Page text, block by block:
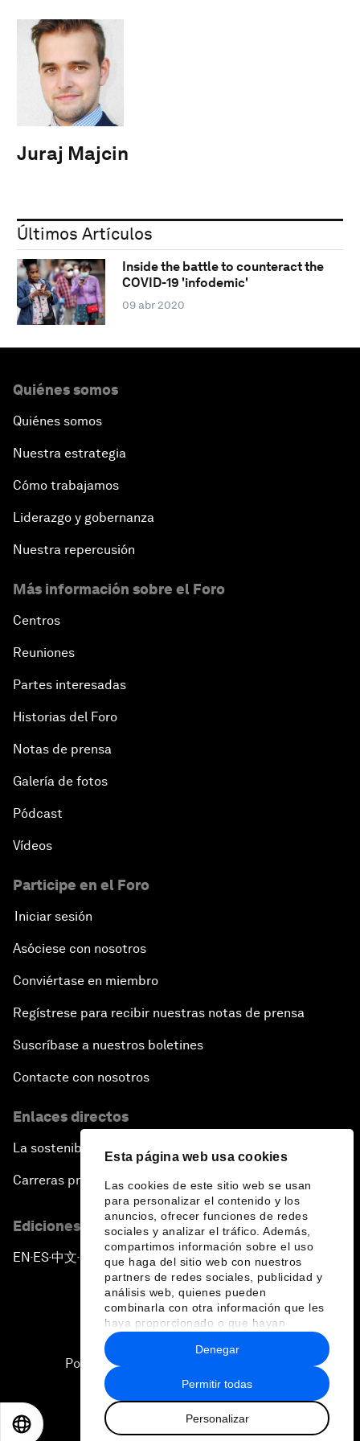
Esta página web usa cookies
Las cookies de este sitio web se usan
para personalizar el contenido y los
anuncios, ofrecer funciones de redes
sociales y analizar el tráfico. Además,
compartimos información sobre el uso
que haga del sitio web con nuestros
partners de redes sociales, publicidad y
análisis web, quienes pueden
combinarla con otra información que les
haya proporcionado o que hayan
recopilado a partir del uso que haya
hecho de sus servicios.
Permitir todas
Personalizar
Denegar
Juraj Majcin
Últimos Artículos
Inside the battle to counteract the
COVID-19 'infodemic'
09 abr 2020
Quiénes somos
Quiénes somos
Nuestra estrategia
Cómo trabajamos
Liderazgo y gobernanza
Nuestra repercusión
Más información sobre el Foro
Centros
Reuniones
Partes interesadas
Historias del Foro
Notas de prensa
Galería de fotos
Pódcast
Vídeos
Participe en el Foro
Iniciar sesión
Asóciese con nosotros
Conviértase en miembro
Regístrese para recibir nuestras notas de prensa
Suscríbase a nuestros boletines
Contacte con nosotros
Enlaces directos
La sostenibilidad en el Foro
Carreras profesionales
Ediciones en otros idiomas
EN ▪ES▪中文▪ 日本語
Política de privacidad y normas de uso
Sitemap
2026 Foro Económico Mundial